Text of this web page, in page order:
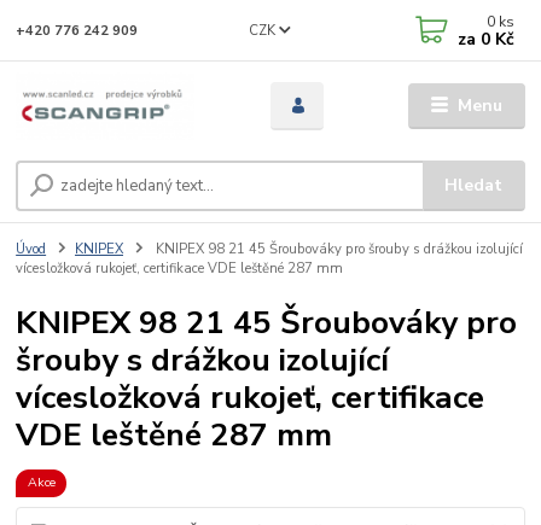
Menu
CZK
Hledat
+420 776 242 909 0 ks
za 0 Kč
Úvod KNIPEX
KNIPEX 98 21 45 Šroubováky pro šrouby s drážkou izolující
vícesložková rukojeť, certifikace VDE leštěné 287 mm
KNIPEX 98 21 45 Šroubováky pro
šrouby s drážkou izolující
vícesložková rukojeť, certifikace
VDE leštěné 287 mm
Akce